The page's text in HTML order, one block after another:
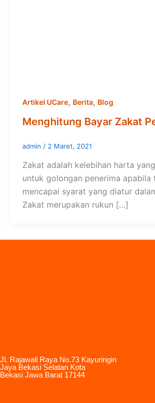
Artikel UCare, Berita, Blog
Menghitung Bayar Zakat
admin / 2 Maret, 2021
Zakat adalah kelebihan harta
untuk golongan penerima apabila
mencapai syarat yang diatur
Zakat merupakan rukun […]
Jl. Rajawali Raya No.73 Kayuringin
Jaya Bekasi Selatan Kota
Bekasi Jawa Barat 17144